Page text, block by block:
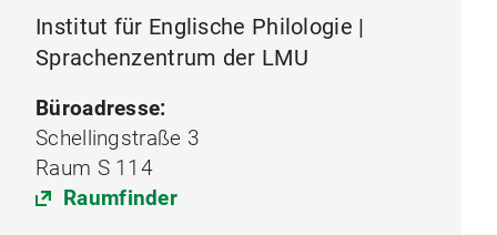
Institut für Englische Philologie |
Sprachenzentrum der LMU
Büroadresse:
Schellingstraße 3
Raum S 114
Raumfinder